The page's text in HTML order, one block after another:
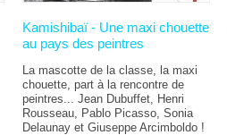
Kamishibaï - Une maxi chouette
au pays des peintres
La mascotte de la classe, la maxi
chouette, part à la rencontre de
peintres... Jean Dubuffet, Henri
Rousseau, Pablo Picasso, Sonia
Delaunay et Giuseppe Arcimboldo !